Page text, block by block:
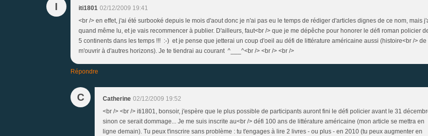
I iti1801 02/12/2009 19:41
<br /> en effet, j'ai été surbooké depuis le mois d'aout donc je n'ai pas eu le temps de rédiger d'articles dignes de ce nom, mais
quand même lu, et je vais recommencer à publier. D'ailleurs, faut<br /> que je me dépêche pour honorer le défi roman policier
5 continents dans les temps !!! :-) et je pense que jetterai un coup d'oeil au défi de littérature américaine aussi (histoire<br /> de
m'ouvrir à d'autres horizons). Je te tiendrai au courant ^___^<br /> <br /> <br />
Répondre
C Catherine 02/12/2009 19:52
<br /> <br /> iti1801, bonsoir, j'espère que le plus possible de participants auront fini le défi policier avant le 31
sinon ce serait dommage... Je me suis inscrite au<br /> défi 100 ans de littérature américaine (mon article se mettra en
ligne demain). Tu peux t'inscrire sans problème : tu t'engages à lire 2 livres - ou plus - en 2010 (tu peux augmenter en